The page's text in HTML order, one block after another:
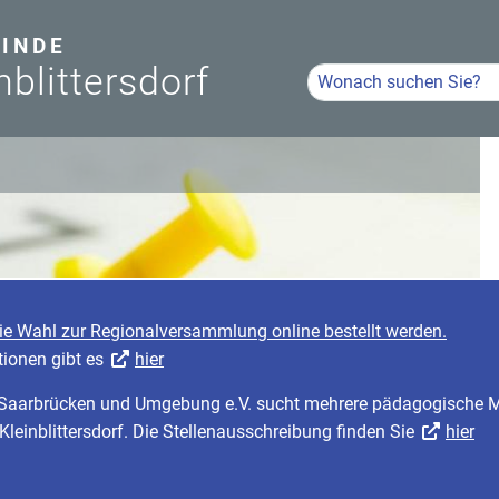
Volltextsuche
Hier Suchbegriff eingeben